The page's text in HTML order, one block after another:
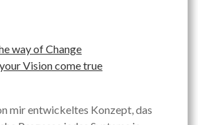
way of Change
Vision come true
mir entwickeltes Konzept, das